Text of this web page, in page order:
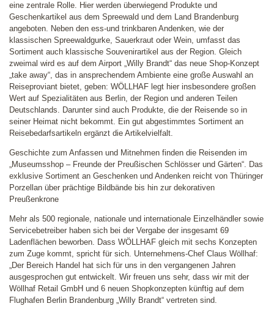
eine zentrale Rolle. Hier werden überwiegend Produkte und
Geschenkartikel aus dem Spreewald und dem Land Brandenburg
angeboten. Neben den ess-und trinkbaren Andenken, wie der
klassischen Spreewaldgurke, Sauerkraut oder Wein, umfasst das
Sortiment auch klassische Souvenirartikel aus der Region. Gleich
zweimal wird es auf dem Airport „Willy Brandt“ das neue Shop-Konzept
„take away“, das in ansprechendem Ambiente eine große Auswahl an
Reiseproviant bietet, geben: WÖLLHAF legt hier insbesondere großen
Wert auf Spezialitäten aus Berlin, der Region und anderen Teilen
Deutschlands. Darunter sind auch Produkte, die der Reisende so in
seiner Heimat nicht bekommt. Ein gut abgestimmtes Sortiment an
Reisebedarfsartikeln ergänzt die Artikelvielfalt.
Geschichte zum Anfassen und Mitnehmen finden die Reisenden im
„Museumsshop – Freunde der Preußischen Schlösser und Gärten“. Das
exklusive Sortiment an Geschenken und Andenken reicht von Thüringer
Porzellan über prächtige Bildbände bis hin zur dekorativen
Preußenkrone
Mehr als 500 regionale, nationale und internationale Einzelhändler sowie
Servicebetreiber haben sich bei der Vergabe der insgesamt 69
Ladenflächen beworben. Dass WÖLLHAF gleich mit sechs Konzepten
zum Zuge kommt, spricht für sich. Unternehmens-Chef Claus Wöllhaf:
„Der Bereich Handel hat sich für uns in den vergangenen Jahren
ausgesprochen gut entwickelt. Wir freuen uns sehr, dass wir mit der
Wöllhaf Retail GmbH und 6 neuen Shopkonzepten künftig auf dem
Flughafen Berlin Brandenburg „Willy Brandt“ vertreten sind.